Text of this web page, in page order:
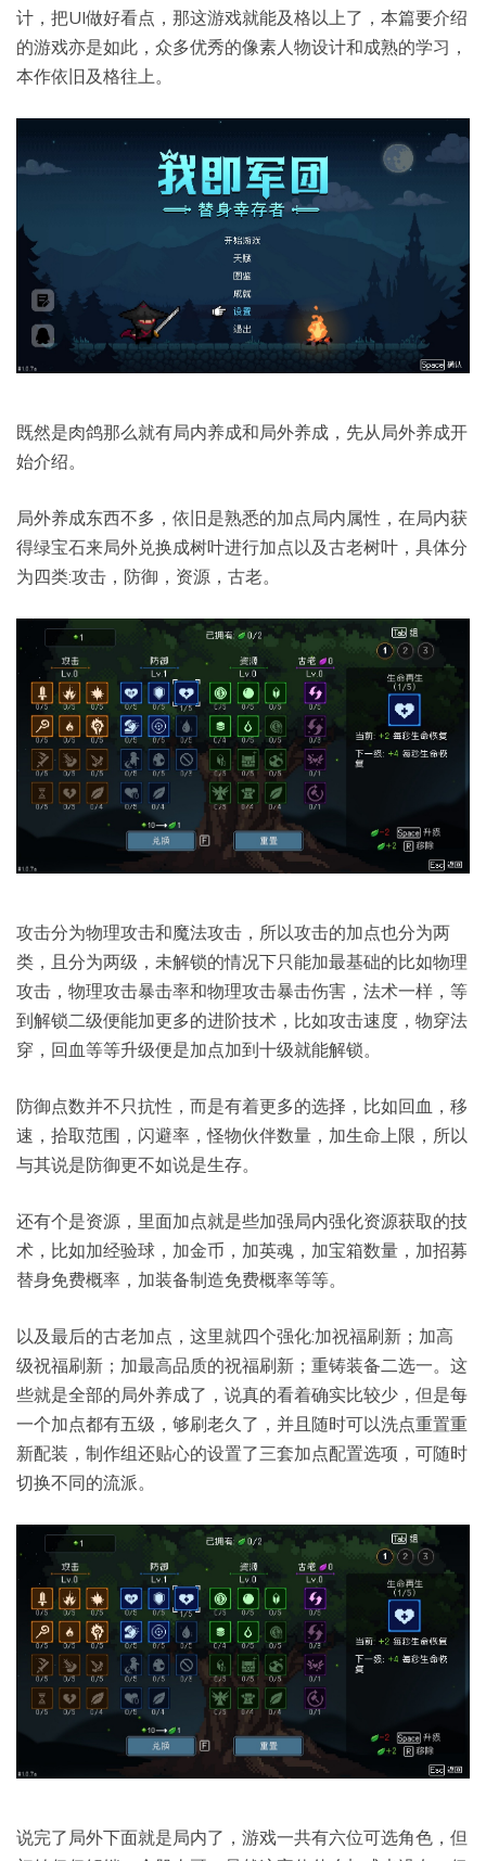
计，把UI做好看点，那这游戏就能及格以上了，本篇要介绍
的游戏亦是如此，众多优秀的像素人物设计和成熟的学习，
本作依旧及格往上。
既然是肉鸽那么就有局内养成和局外养成，先从局外养成开
始介绍。
局外养成东西不多，依旧是熟悉的加点局内属性，在局内获
得绿宝石来局外兑换成树叶进行加点以及古老树叶，具体分
为四类:攻击，防御，资源，古老。
攻击分为物理攻击和魔法攻击，所以攻击的加点也分为两
类，且分为两级，未解锁的情况下只能加最基础的比如物理
攻击，物理攻击暴击率和物理攻击暴击伤害，法术一样，等
到解锁二级便能加更多的进阶技术，比如攻击速度，物穿法
穿，回血等等升级便是加点加到十级就能解锁。
防御点数并不只抗性，而是有着更多的选择，比如回血，移
速，拾取范围，闪避率，怪物伙伴数量，加生命上限，所以
与其说是防御更不如说是生存。
还有个是资源，里面加点就是些加强局内强化资源获取的技
术，比如加经验球，加金币，加英魂，加宝箱数量，加招募
替身免费概率，加装备制造免费概率等等。
以及最后的古老加点，这里就四个强化:加祝福刷新；加高
级祝福刷新；加最高品质的祝福刷新；重铸装备二选一。这
些就是全部的局外养成了，说真的看着确实比较少，但是每
一个加点都有五级，够刷老久了，并且随时可以洗点重置重
新配装，制作组还贴心的设置了三套加点配置选项，可随时
切换不同的流派。
说完了局外下面就是局内了，游戏一共有六位可选角色，但